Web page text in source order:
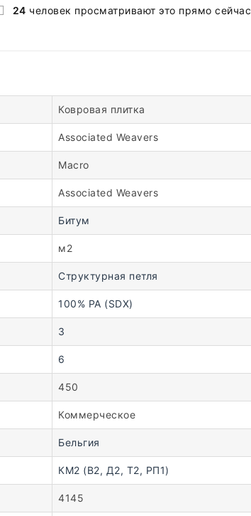
24 человек просматривают это прямо сейчас
Ковровая плитка
Associated Weavers
Macro
Associated Weavers
Битум
м2
Структурная петля
100% PA (SDX)
3
6
450
Коммерческое
Бельгия
КМ2 (В2, Д2, Т2, РП1)
4145